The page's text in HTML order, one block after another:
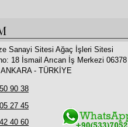
Sanayi Sitesi Ağaç İşleri Sitesi
18 İsmail Arıcan İş Merkezi 06378
- TÜRKİYE
27 45
40 60
90 38